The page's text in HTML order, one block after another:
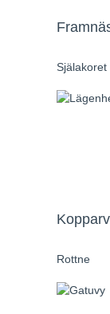
Själakoret
Rottne